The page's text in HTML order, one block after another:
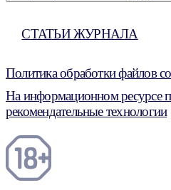
СТАТЬИ ЖУРНАЛА
Политика обработки файлов
На информационном ресурсе
рекомендательные технологии